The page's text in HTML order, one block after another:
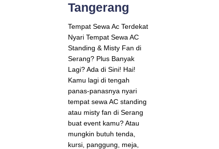
Tangerang
Tempat Sewa Ac Terdekat
Nyari Tempat Sewa AC
Standing & Misty Fan di
Serang? Plus Banyak
Lagi? Ada di Sini! Hai!
Kamu lagi di tengah
panas-panasnya nyari
tempat sewa AC standing
atau misty fan di Serang
buat event kamu? Atau
mungkin butuh tenda,
kursi, panggung, meja,